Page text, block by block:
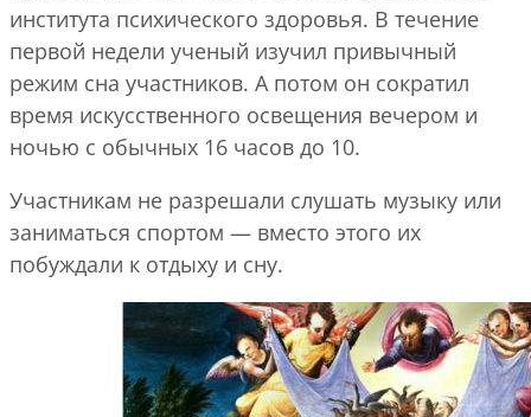
института психического здоровья. В течение
первой недели ученый изучил привычный
режим сна участников. А потом он сократил
время искусственного освещения вечером и
ночью с обычных 16 часов до 10.
Участникам не разрешали слушать музыку или
заниматься спортом — вместо этого их
побуждали к отдыху и сну.